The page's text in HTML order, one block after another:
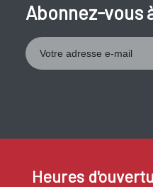
Abonnez-vous
Heures